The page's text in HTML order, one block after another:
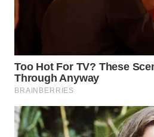
KALSEL
WN
KALTIM